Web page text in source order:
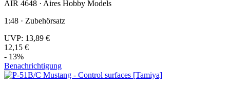
AIR 4648 · Aires Hobby Models
1:48 · Zubehörsatz
UVP: 13,89 €
12,15 €
- 13%
Benachrichtigung